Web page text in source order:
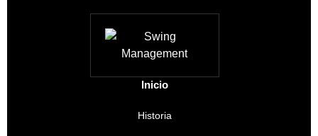
Inicio
Historia